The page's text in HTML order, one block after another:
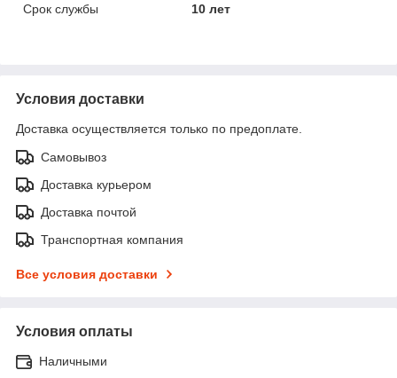
Срок службы
10 лет
Условия доставки
Доставка осуществляется только по предоплате.
Самовывоз
Доставка курьером
Доставка почтой
Транспортная компания
Все условия доставки
Условия оплаты
Наличными